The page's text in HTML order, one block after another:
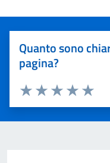
Quanto sono
pagina?
Valuta
Valuta 4
Valuta 3
Valuta 2 stelle su
Valuta 1 stelle su 5